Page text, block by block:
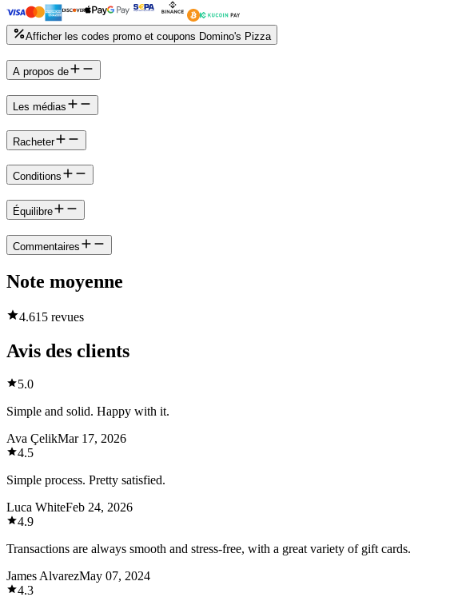
Afficher les codes promo et coupons Domino's Pizza
A propos de
Les médias
Racheter
Conditions
Équilibre
Commentaires
Note moyenne
4.615 revues
Avis des clients
5.0
Simple and solid. Happy with it.
Ava ÇelikMar 17, 2026
4.5
Simple process. Pretty satisfied.
Luca WhiteFeb 24, 2026
4.9
Transactions are always smooth and stress-free, with a great variety of gift cards.
James AlvarezMay 07, 2024
4.3